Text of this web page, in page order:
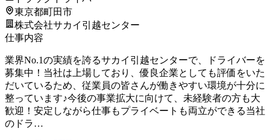
東京都町田市
株式会社サカイ引越センター
仕事内容
業界No.1の実績を誇るサカイ引越センターで、ドライバーを
募集中！当社は上場しており、優良企業としても評価をいた
だいているため、従業員の皆さんが働きやすい環境が十分に
整っています♪今後の事業拡大に向けて、未経験者の方も大
歓迎！安定しながら仕事もプライベートも両立ができる当社
のドラ…